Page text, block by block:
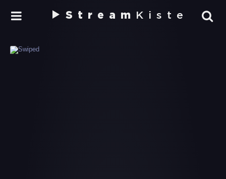
Stream Kiste